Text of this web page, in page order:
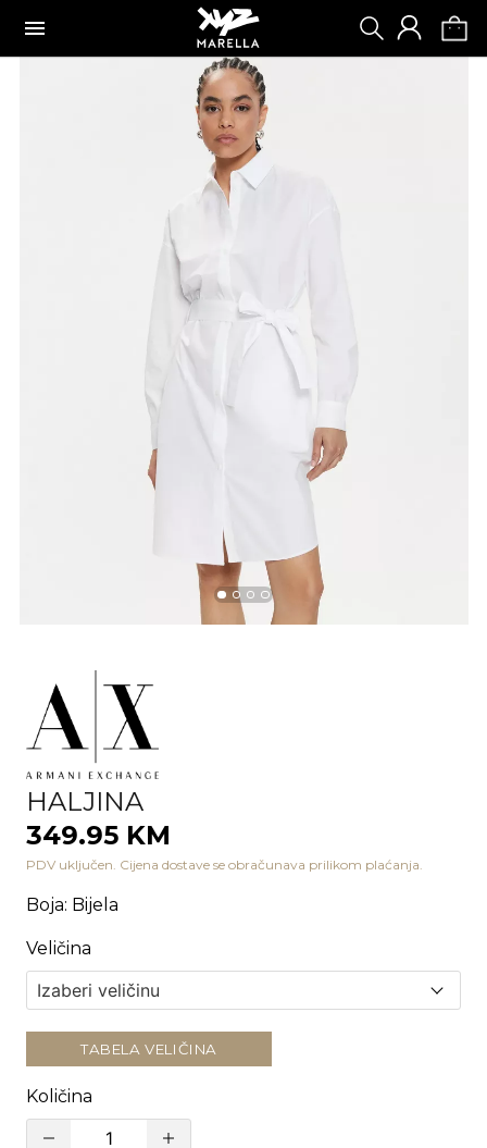
HALJINA
349.95 KM
PDV uključen. Cijena dostave se obračunava prilikom plaćanja.
Boja: Bijela
Veličina
TABELA VELIČINA
Količina